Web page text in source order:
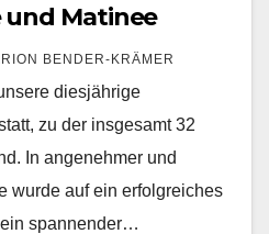
und Matinee
BENDER-KRÄMER
diesjährige
zu der insgesamt 32
In angenehmer und
wurde auf ein erfolgreiches
spannender…